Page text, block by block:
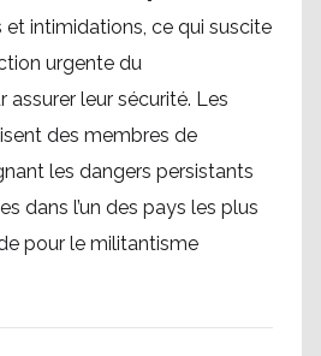
intimidations, ce qui suscite
urgente du
leur sécurité. Les
des membres de
les dangers persistants
dans l’un des pays les plus
pour le militantisme